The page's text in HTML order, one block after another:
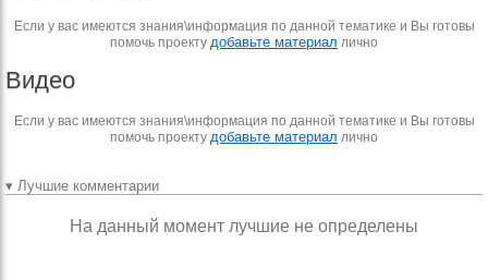
Если у вас имеются знания\информация по данной тематике и Вы готовы
помочь проекту добавьте материал лично
Видео
Если у вас имеются знания\информация по данной тематике и Вы готовы
помочь проекту добавьте материал лично
▾ Лучшие комментарии
На данный момент лучшие не определены